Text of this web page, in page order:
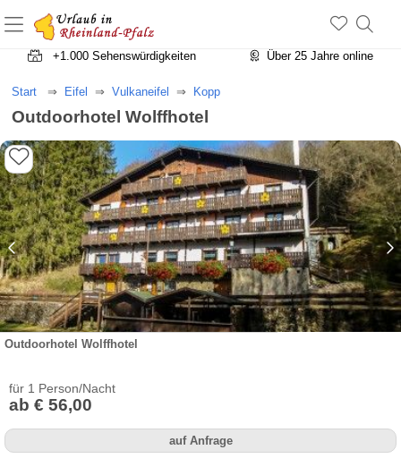
+1.500 Unterkünfte in Rheinland-Pfalz
+1.000 Sehenswürdigkeiten
Über 25 Jahre online
Start Eifel Vulkaneifel Kopp
Outdoorhotel Wolffhotel
Outdoorhotel Wolffhotel
für 1 Person/Nacht
ab € 56,00
auf Anfrage